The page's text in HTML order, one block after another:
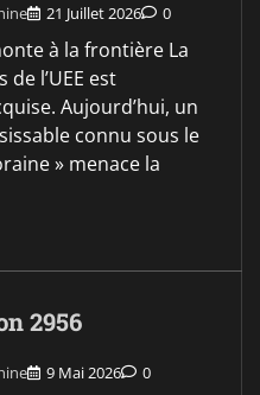
21 Juillet 2026 0
à la frontière La
l’UEE est
Aujourd’hui, un
connu sous le
» menace la
2956
9 Mai 2026 0